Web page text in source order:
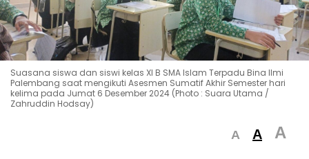
Suasana siswa dan siswi kelas XI B SMA Islam Terpadu Bina Ilmi
Palembang saat mengikuti Asesmen Sumatif Akhir Semester hari
kelima pada Jumat 6 Desember 2024 (Photo : Suara Utama /
Zahruddin Hodsay)
A A A